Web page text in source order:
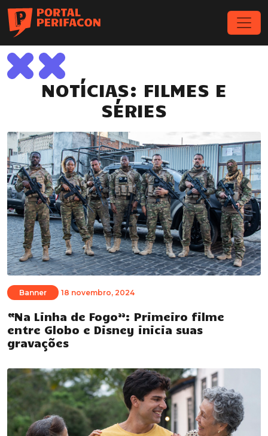
NOTÍCIAS: FILMES E
SÉRIES
Banner 18 novembro, 2024
“Na Linha de Fogo”: Primeiro filme
entre Globo e Disney inicia suas
gravações